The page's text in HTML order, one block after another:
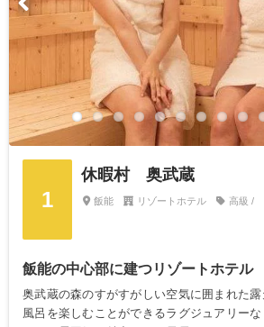
1
休暇村 奥武蔵
飯能 リゾートホテル 高級 /
飯能の中心部に建つリゾートホテル
奥武蔵の森のすがすがしい空気に囲まれた
風呂を楽しむことができるラグジュアリー